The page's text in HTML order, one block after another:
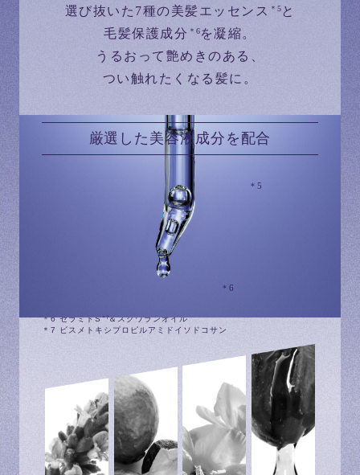
選び抜いた7種の美髪エッセンス ＊5と
毛髪保護成分 ＊6を凝縮。
うるおって艶めきのある、
つい触れたくなる髪に。
厳選した美容液成分を配合
7種の美髪エッセンス ＊5
（保湿・つや付与）
＊5 ラベンダー油、月見草油、ホホバ種子油、ツバキ油、
果実油、マカデミアナッツ油、
＊6
＊6 セラミドS＊7＆スクワランオイル
＊7 ビスメトキシプロピルアミドイソドコサン